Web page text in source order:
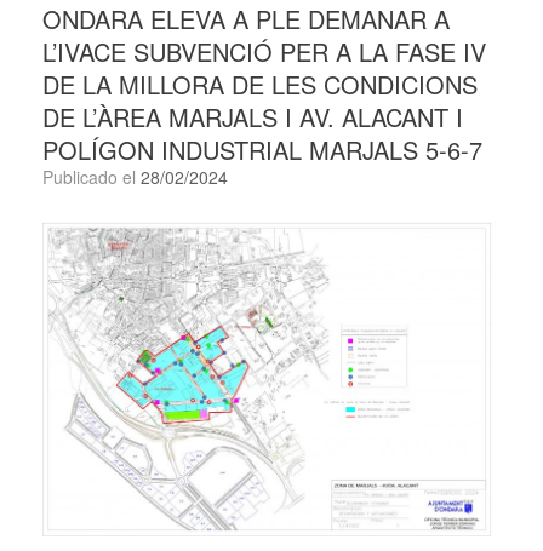
ONDARA ELEVA A PLE DEMANAR A
L’IVACE SUBVENCIÓ PER A LA FASE IV
DE LA MILLORA DE LES CONDICIONS
DE L’ÀREA MARJALS I AV. ALACANT I
POLÍGON INDUSTRIAL MARJALS 5-6-7
Publicado el 28/02/2024